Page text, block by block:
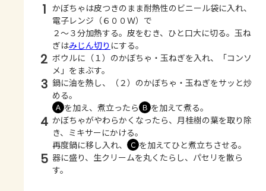
1 かぼちゃは皮つきのまま耐熱性のビニール袋に入れ、
電子レンジ（６００Ｗ）で
２～３分加熱する。皮をむき、ひと口大に切る。玉ね
ぎはみじん切り にする。
2 ボウルに（１）のかぼちゃ・玉ねぎを入れ、「コンソ
メ」をまぶす。
3 鍋に油を熱し、（２）のかぼちゃ・玉ねぎをサッと炒
める。
Ａ を加え、煮立ったら Ｂ を加えて煮る。
4 かぼちゃがやわらかくなったら、月桂樹の葉を取り除
き、ミキサーにかける。
再度鍋に移し入れ、
Ｃ を加えてひと煮立ちさせる。
5 器に盛り、生クリームを丸くたらし、パセリを散ら
す。